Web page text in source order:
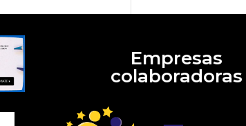
Empresas
colaboradoras